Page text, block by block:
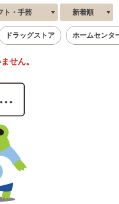
ト・手芸 新着順
ドラッグストア ホームセンタ
せん。